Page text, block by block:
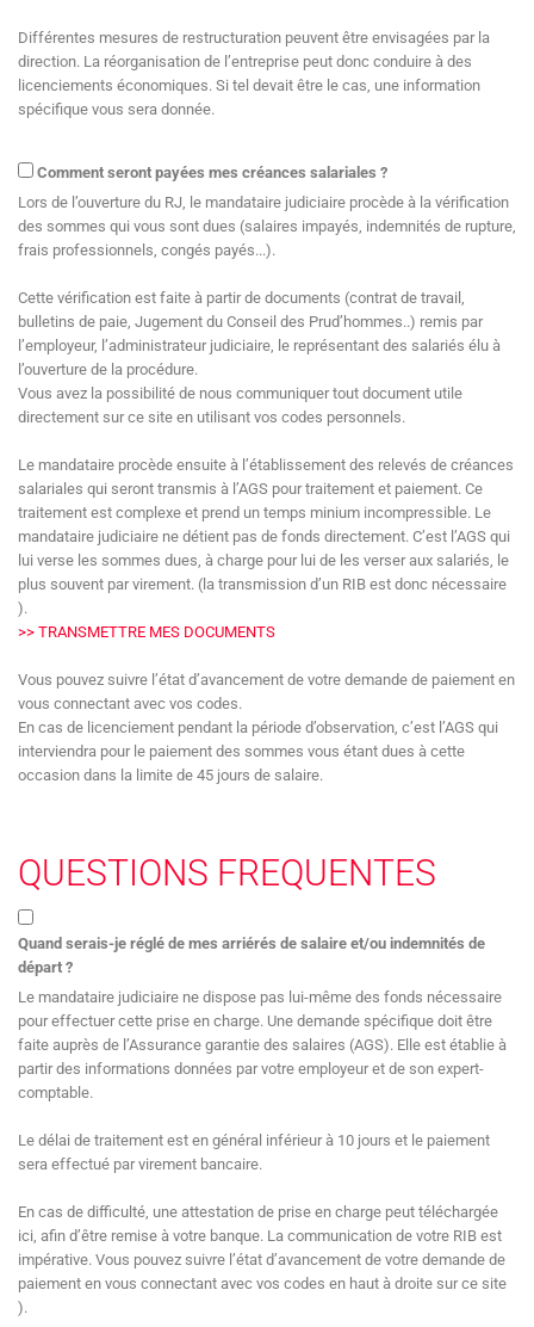
Différentes mesures de restructuration peuvent être envisagées par la
direction. La réorganisation de l’entreprise peut donc conduire à des
licenciements économiques. Si tel devait être le cas, une information
spécifique vous sera donnée.
Comment seront payées mes créances salariales ?
Lors de l’ouverture du RJ, le mandataire judiciaire procède à la vérification
des sommes qui vous sont dues (salaires impayés, indemnités de rupture,
frais professionnels, congés payés...).
Cette vérification est faite à partir de documents (contrat de travail,
bulletins de paie, Jugement du Conseil des Prud’hommes..) remis par
l’employeur, l’administrateur judiciaire, le représentant des salariés élu à
l’ouverture de la procédure.
Vous avez la possibilité de nous communiquer tout document utile
directement sur ce site en utilisant vos codes personnels.
Le mandataire procède ensuite à l’établissement des relevés de créances
salariales qui seront transmis à l’AGS pour traitement et paiement. Ce
traitement est complexe et prend un temps minium incompressible. Le
mandataire judiciaire ne détient pas de fonds directement. C’est l’AGS qui
lui verse les sommes dues, à charge pour lui de les verser aux salariés, le
plus souvent par virement. (la transmission d’un RIB est donc nécessaire
).
>> TRANSMETTRE MES DOCUMENTS
Vous pouvez suivre l’état d’avancement de votre demande de paiement en
vous connectant avec vos codes.
En cas de licenciement pendant la période d’observation, c’est l’AGS qui
interviendra pour le paiement des sommes vous étant dues à cette
occasion dans la limite de 45 jours de salaire.
QUESTIONS FREQUENTES
Quand serais-je réglé de mes arriérés de salaire et/ou indemnités de
départ ?
Le mandataire judiciaire ne dispose pas lui-même des fonds nécessaire
pour effectuer cette prise en charge. Une demande spécifique doit être
faite auprès de l’Assurance garantie des salaires (AGS). Elle est établie à
partir des informations données par votre employeur et de son expert-
comptable.
Le délai de traitement est en général inférieur à 10 jours et le paiement
sera effectué par virement bancaire.
En cas de difficulté, une attestation de prise en charge peut téléchargée
ici, afin d’être remise à votre banque. La communication de votre RIB est
impérative. Vous pouvez suivre l’état d’avancement de votre demande de
paiement en vous connectant avec vos codes en haut à droite sur ce site
).